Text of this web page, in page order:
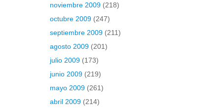
noviembre 2009 (218)
octubre 2009 (247)
septiembre 2009 (211)
agosto 2009 (201)
julio 2009 (173)
junio 2009 (219)
mayo 2009 (261)
abril 2009 (214)